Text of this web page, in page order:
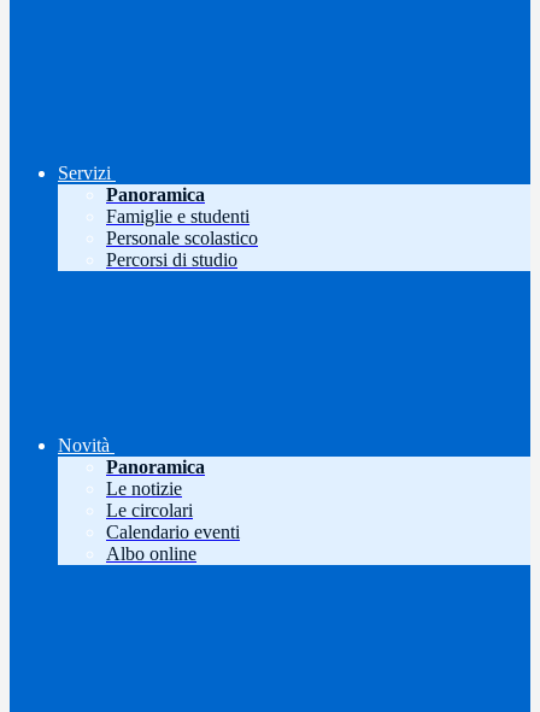
Servizi
Panoramica
Famiglie e studenti
Personale scolastico
Percorsi di studio
Novità
Panoramica
Le notizie
Le circolari
Calendario eventi
Albo online